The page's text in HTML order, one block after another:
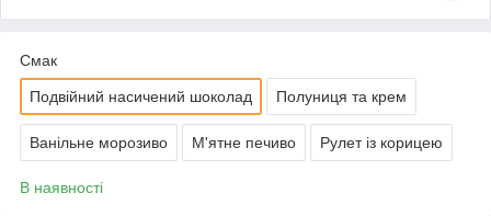
Смак
Подвійний насичений шоколад Полуниця та крем
Ванільне морозиво М'ятне печиво Рулет із корицею
В наявності